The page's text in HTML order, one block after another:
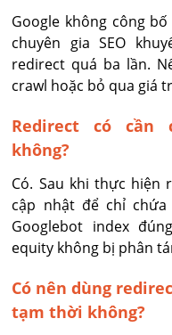
Google không công
chuyên gia SEO
redirect quá ba lần.
crawl hoặc bỏ qua giá
Redirect có cần
không?
Có. Sau khi thực hiện
cập nhật để chỉ
Googlebot index
equity không bị phân
Có nên dùng
tạm thời không?